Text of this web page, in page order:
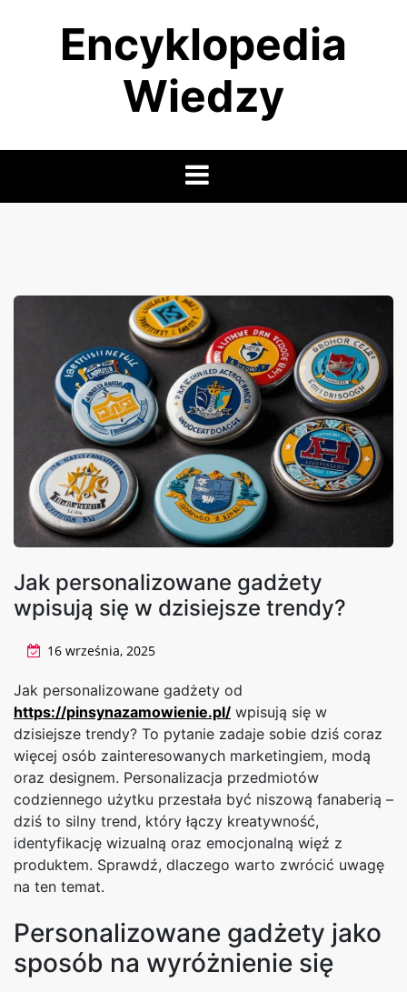
Encyklopedia
Wiedzy
Jak personalizowane gadżety
wpisują się w dzisiejsze trendy?
16 września, 2025
Jak personalizowane gadżety od
https://pinsynazamowienie.pl/ wpisują się w
dzisiejsze trendy? To pytanie zadaje sobie dziś coraz
więcej osób zainteresowanych marketingiem, modą
oraz designem. Personalizacja przedmiotów
codziennego użytku przestała być niszową fanaberią –
dziś to silny trend, który łączy kreatywność,
identyfikację wizualną oraz emocjonalną więź z
produktem. Sprawdź, dlaczego warto zwrócić uwagę
na ten temat.
Personalizowane gadżety jako
sposób na wyróżnienie się